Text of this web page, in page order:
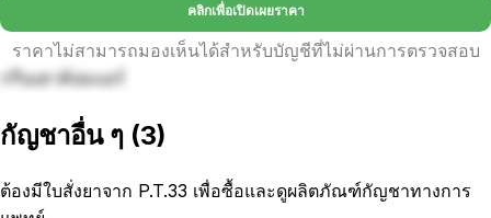
คลิกเพื่อเปิดเผยราคา
ราคาไม่สามารถมองเห็นได้สำหรับบัญชีที่ไม่ผ่านการตรวจสอบ
กรีนเฮาส์บ่มแอร์
กัญชาอื่น ๆ (3)
ต้องมีใบสั่งยาจาก P.T.33 เพื่อซื้อและดูผลิตภัณฑ์กัญชาทางการ